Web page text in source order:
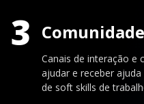
3 Comunidade
Canais de interação e
ajudar e receber
de soft skills de